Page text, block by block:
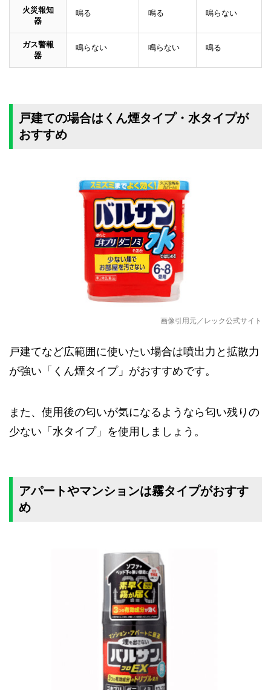
火災報知
器
鳴る 鳴る 鳴らない
ガス警報
器
鳴らない 鳴らない 鳴る
戸建ての場合はくん煙タイプ・水タイプが
おすすめ
画像引用元／レック公式サイト
戸建てなど広範囲に使いたい場合は噴出力と拡散力
が強い「くん煙タイプ」がおすすめです。
また、使用後の匂いが気になるようなら匂い残りの
少ない「水タイプ」を使用しましょう。
アパートやマンションは霧タイプがおすす
め